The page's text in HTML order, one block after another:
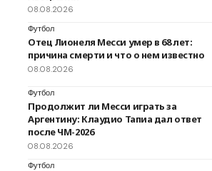
08.08.2026
Футбол
Отец Лионеля Месси умер в 68 лет:
причина смерти и что о нем известно
08.08.2026
Футбол
Продолжит ли Месси играть за
Аргентину: Клаудио Тапиа дал ответ
после ЧМ-2026
08.08.2026
Футбол